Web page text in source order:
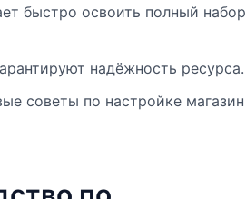
быстро освоить полный набор
надёжность ресурса.
советы по настройке магазин